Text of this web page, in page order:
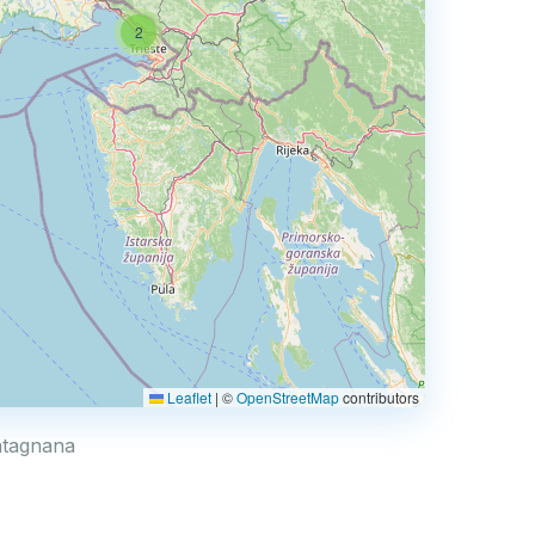
2
Leaflet | ©OpenStreetMapcontributors